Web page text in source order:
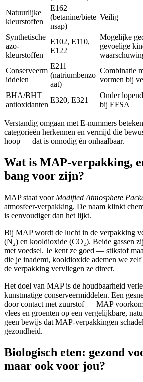
Natuurlijke
kleurstoffen
E162
(betanine/biete
nsap)
Veilig
Synthetische
azo-
kleurstoffen
E102, E110,
E122
Mogelijke
gevoelige
Conserveerm
iddelen
E211
(natriumbenzo
aat)
Combinatie
vormen bij
BHA/BHT
antioxidanten
E320, E321
Onder
bij EFSA
Verstandig omgaan met E-nummers
categorieën herkennen en vermijd die
hoop — dat is onnodig én onhaalbaar.
Wat is MAP-verpakking,
bang voor zijn?
MAP staat voor Modified Atmosphere
atmosfeer-verpakking. De naam klinkt
is eenvoudiger dan het lijkt.
Bij MAP wordt de lucht in de verpakking
(N₂) en kooldioxide (CO₂). Beide gassen
met voedsel. Je kent ze goed — stikstof
die je inademt, kooldioxide ademen we
de verpakking vervliegen ze direct.
Het doel van MAP is de houdbaarheid
kunstmatige conserveermiddelen. Een
door contact met zuurstof — MAP
vlees en groenten op een vergelijkbare,
geen bewijs dat MAP-verpakkingen
gezondheid.
Biologisch eten: gezond
maar ook voor jou?